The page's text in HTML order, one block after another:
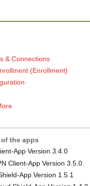
& Connections
(Enrollment)
the apps
App Version 3.4.0
Client-App Version 3.5.0
App Version 1.5.1